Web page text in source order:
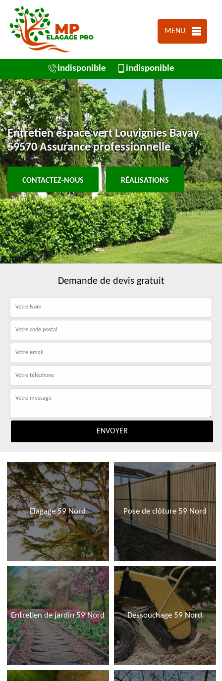
MENU
indisponible indisponible
Entretien espace vert Louvignies Bavay
59570 Assurance professionnelle
CONTACTEZ-NOUS RÉALISATIONS
Demande de devis gratuit
Elagage 59 Nord Pose de clôture 59 Nord
Entretien de jardin 59 Nord Dessouchage 59 Nord